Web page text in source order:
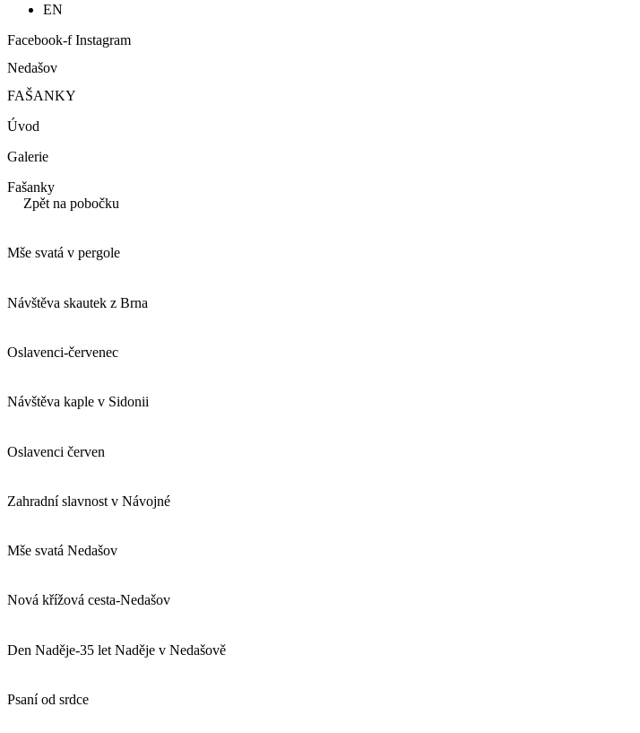
EN
Facebook-f Instagram
Nedašov
FAŠANKY
Úvod
Galerie
Fašanky
Zpět na pobočku
Mše svatá v pergole
Návštěva skautek z Brna
Oslavenci-červenec
Návštěva kaple v Sidonii
Oslavenci červen
Zahradní slavnost v Návojné
Mše svatá Nedašov
Nová křížová cesta-Nedašov
Den Naděje-35 let Naděje v Nedašově
Psaní od srdce